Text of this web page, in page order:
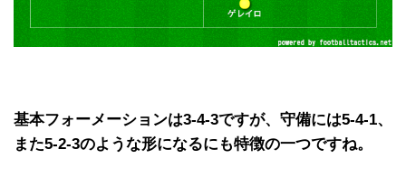
基本フォーメーションは3-4-3ですが、守備には5-4-1、
また5-2-3のような形になるにも特徴の一つですね。